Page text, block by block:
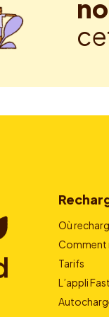
Où
Comment
Tarifs
L’appli